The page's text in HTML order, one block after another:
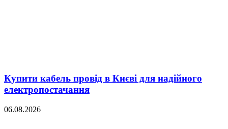
Купити кабель провід в Києві для надійного
електропостачання
06.08.2026